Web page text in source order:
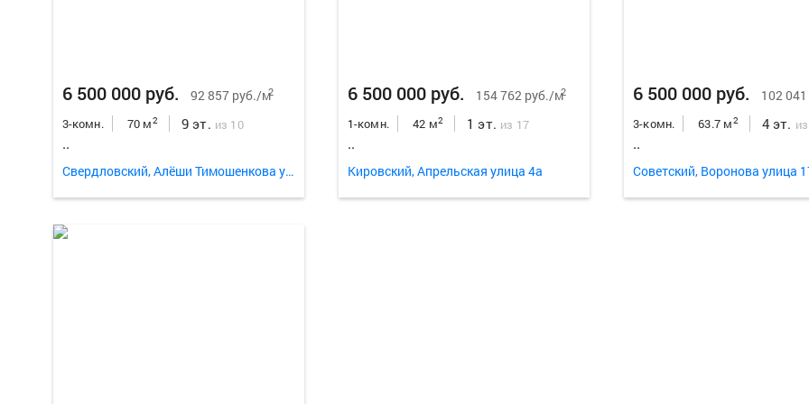
6 500 000 руб. 92 857 руб./м2
3-комн. 70 м2 9 эт. из 10
..
Свердловский, Алёши Тимошенкова улица 129
6 500 000 руб. 154 762 руб./м2
1-комн. 42 м2 1 эт. из 17
..
Кировский, Апрельская улица 4а
6 500 000 руб. 102
3-комн. 63.7 м2 4 эт.
..
Советский, Воронова улица